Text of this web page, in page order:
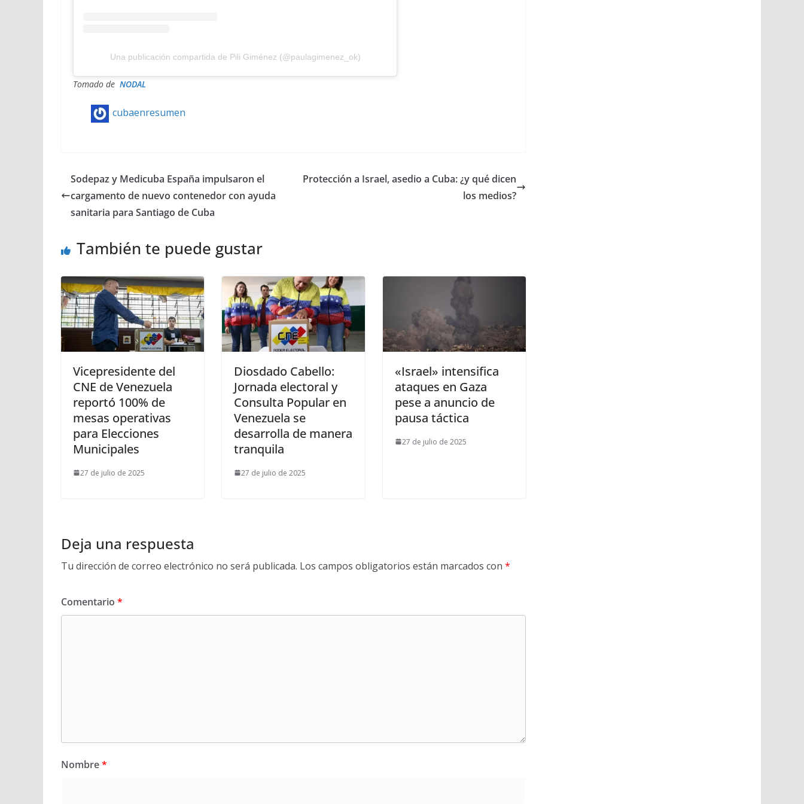
Una publicación compartida de Pili Giménez (@paulagimenez_ok)
Tomado de NODAL
cubaenresumen
Sodepaz y Medicuba España impulsaron el
cargamento de nuevo contenedor con ayuda
sanitaria para Santiago de Cuba
Protección a Israel, asedio a Cuba: ¿y qué dicen
los medios?
También te puede gustar
Vicepresidente del
CNE de Venezuela
reportó 100% de
mesas operativas
para Elecciones
Municipales
27 de julio de 2025
Diosdado Cabello:
Jornada electoral y
Consulta Popular en
Venezuela se
desarrolla de manera
tranquila
27 de julio de 2025
«Israel» intensifica
ataques en Gaza
pese a anuncio de
pausa táctica
27 de julio de 2025
Deja una respuesta
Tu dirección de correo electrónico no será publicada. Los campos obligatorios están marcados con *
Comentario *
Nombre*